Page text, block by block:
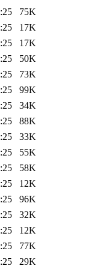
75K
17K
17K
50K
73K
99K
34K
88K
33K
55K
58K
12K
96K
32K
12K
77K
29K